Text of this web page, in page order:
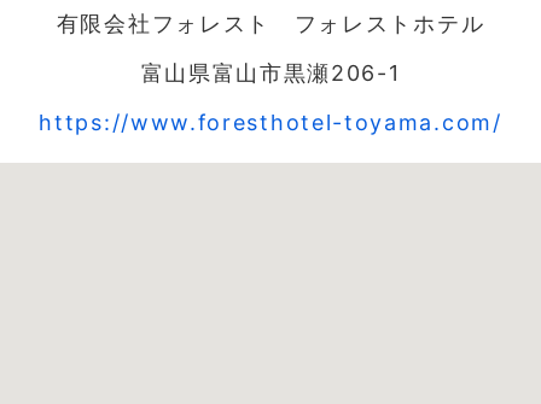
有限会社フォレスト フォレストホテル
富山県富山市黒瀬206-1
https://www.foresthotel-toyama.com/